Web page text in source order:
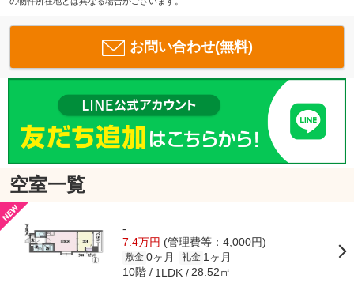
お問い合わせ(無料)
空室一覧
-
7.4万円 (管理費等：4,000円)
敷金 0ヶ月 礼金 1ヶ月
10階 1LDK 28.52㎡